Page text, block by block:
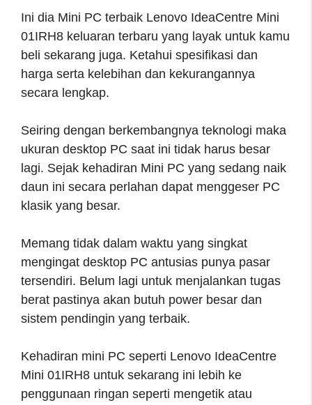
Ini dia Mini PC terbaik Lenovo IdeaCentre Mini
01IRH8 keluaran terbaru yang layak untuk kamu
beli sekarang juga. Ketahui spesifikasi dan
harga serta kelebihan dan kekurangannya
secara lengkap.
Seiring dengan berkembangnya teknologi maka
ukuran desktop PC saat ini tidak harus besar
lagi. Sejak kehadiran Mini PC yang sedang naik
daun ini secara perlahan dapat menggeser PC
klasik yang besar.
Memang tidak dalam waktu yang singkat
mengingat desktop PC antusias punya pasar
tersendiri. Belum lagi untuk menjalankan tugas
berat pastinya akan butuh power besar dan
sistem pendingin yang terbaik.
Kehadiran mini PC seperti Lenovo IdeaCentre
Mini 01IRH8 untuk sekarang ini lebih ke
penggunaan ringan seperti mengetik atau